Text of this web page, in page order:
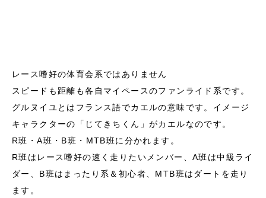
レース嗜好の体育会系ではありません
スピードも距離も各自マイペースのファンライド系です。
グルヌイユとはフランス語でカエルの意味です。イメージ
キャラクターの「じてきちくん」がカエルなのです。
R班・A班・B班・MTB班に分かれます。
R班はレース嗜好の速く走りたいメンバー、A班は中級ライ
ダー、B班はまったり系＆初心者、MTB班はダートを走り
ます。